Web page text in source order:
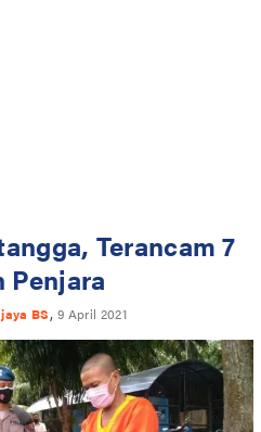
Terancam 7
Penjara
BS,9 April 2021